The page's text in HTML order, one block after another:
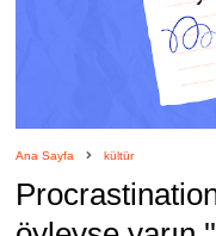
Ana Sayfa kültür